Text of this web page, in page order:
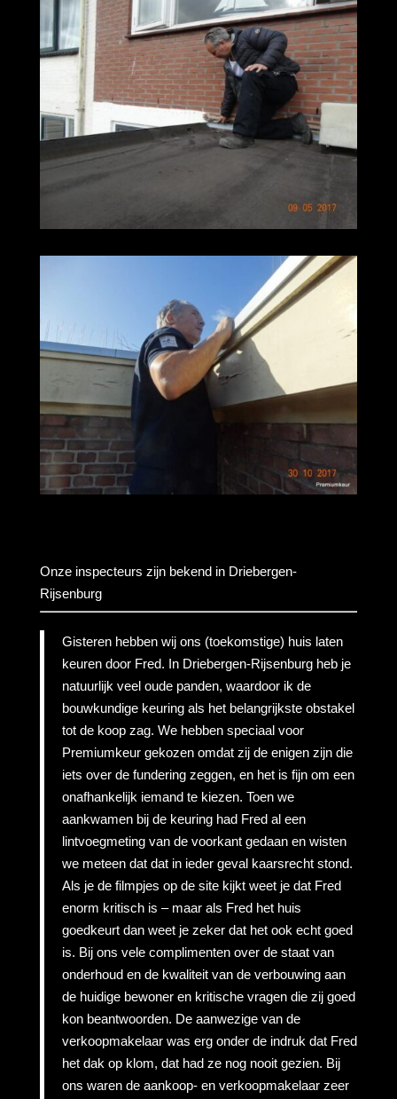
Onze inspecteurs zijn bekend in Driebergen-
Rijsenburg
Gisteren hebben wij ons (toekomstige) huis laten
keuren door Fred. In Driebergen-Rijsenburg heb je
natuurlijk veel oude panden, waardoor ik de
bouwkundige keuring als het belangrijkste obstakel
tot de koop zag. We hebben speciaal voor
Premiumkeur gekozen omdat zij de enigen zijn die
iets over de fundering zeggen, en het is fijn om een
onafhankelijk iemand te kiezen. Toen we
aankwamen bij de keuring had Fred al een
lintvoegmeting van de voorkant gedaan en wisten
we meteen dat dat in ieder geval kaarsrecht stond.
Als je de filmpjes op de site kijkt weet je dat Fred
enorm kritisch is – maar als Fred het huis
goedkeurt dan weet je zeker dat het ook echt goed
is. Bij ons vele complimenten over de staat van
onderhoud en de kwaliteit van de verbouwing aan
de huidige bewoner en kritische vragen die zij goed
kon beantwoorden. De aanwezige van de
verkoopmakelaar was erg onder de indruk dat Fred
het dak op klom, dat had ze nog nooit gezien. Bij
ons waren de aankoop- en verkoopmakelaar zeer